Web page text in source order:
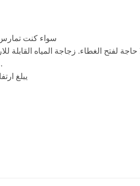
سواء كنت تمارس
لفتح الغطاء. زجاجة المياه القابلة
ويتناسب مع المنحنى الطبيعي ليدك لفتحها وإغلاقها بسلاسة.
يبلغ ارتفاع